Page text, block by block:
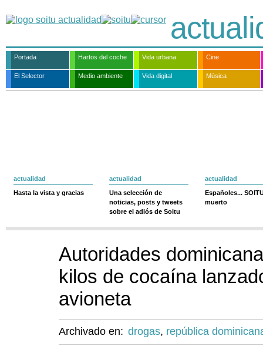
Portada Hartos del coche Vida urbana Cine
El Selector Medio ambiente Vida digital Música
actualidad
Hasta la vista y gracias
actualidad
Una selección de
noticias, posts y tweets
sobre el adiós de Soitu
actualidad
Españoles...
muerto
Autoridades
kilos de cocaína
avioneta
Archivado en: drogas, república